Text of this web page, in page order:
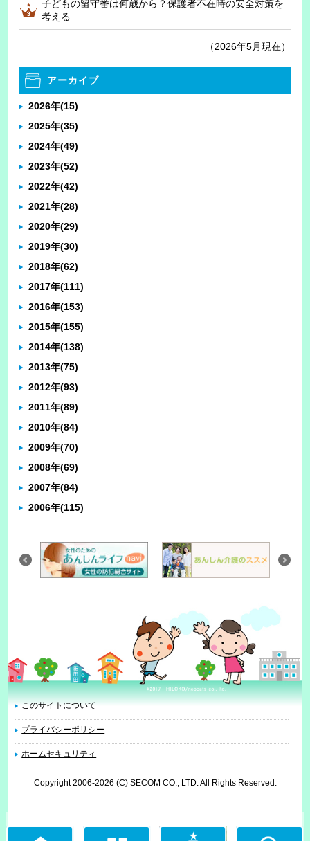
子どもの留守番は何歳から？保護者不在時の安全対策を
考える
（2026年5月現在）
アーカイブ
2026年(15)
2025年(35)
2024年(49)
2023年(52)
2022年(42)
2021年(28)
2020年(29)
2019年(30)
2018年(62)
2017年(111)
2016年(153)
2015年(155)
2014年(138)
2013年(75)
2012年(93)
2011年(89)
2010年(84)
2009年(70)
2008年(69)
2007年(84)
2006年(115)
このサイトについて
プライバシーポリシー
ホームセキュリティ
Copyright 2006-2026 (C) SECOM CO., LTD. All Rights Reserved.